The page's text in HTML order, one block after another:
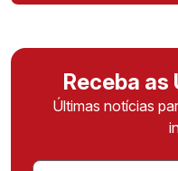
Receba
Últimas notícias